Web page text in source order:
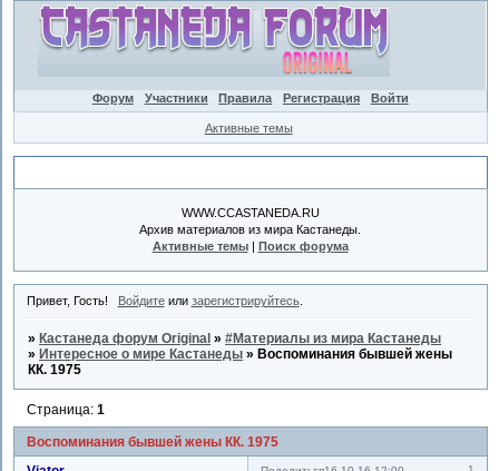
Форум Участники Правила Регистрация Войти
Активные темы
WWW.CCASTANEDA.RU
Архив материалов из мира Кастанеды.
Активные темы| Поиск форума
Привет, Гость! Войдитеили зарегистрируйтесь.
» Кастанеда форум Original »#Материалы из мира Кастанеды
» Интересное о мире Кастанеды » Воспоминания бывшей жены
КК. 1975
Воспоминания бывшей жены КК. 1975
Страница:1